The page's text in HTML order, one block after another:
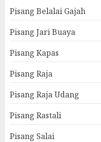
Pisang Belalai Gajah
Pisang Jari Buaya
Pisang Kapas
Pisang Raja
Pisang Raja Udang
Pisang Rastali
Pisang Salai